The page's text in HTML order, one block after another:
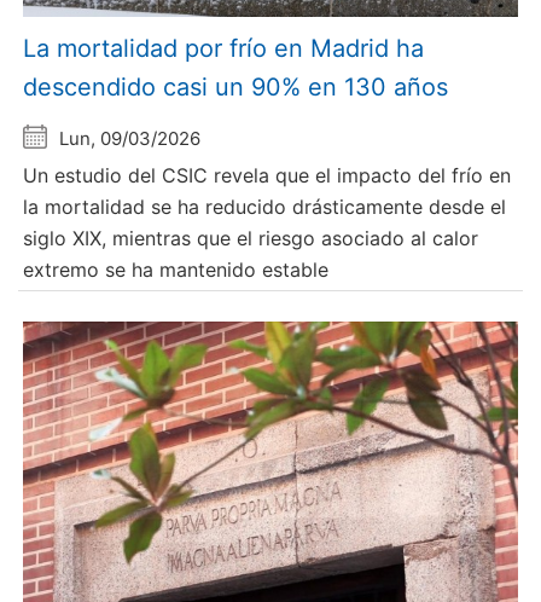
La mortalidad por frío en Madrid ha
descendido casi un 90% en 130 años
Lun, 09/03/2026
Un estudio del CSIC revela que el impacto del frío en
la mortalidad se ha reducido drásticamente desde el
siglo XIX, mientras que el riesgo asociado al calor
extremo se ha mantenido estable